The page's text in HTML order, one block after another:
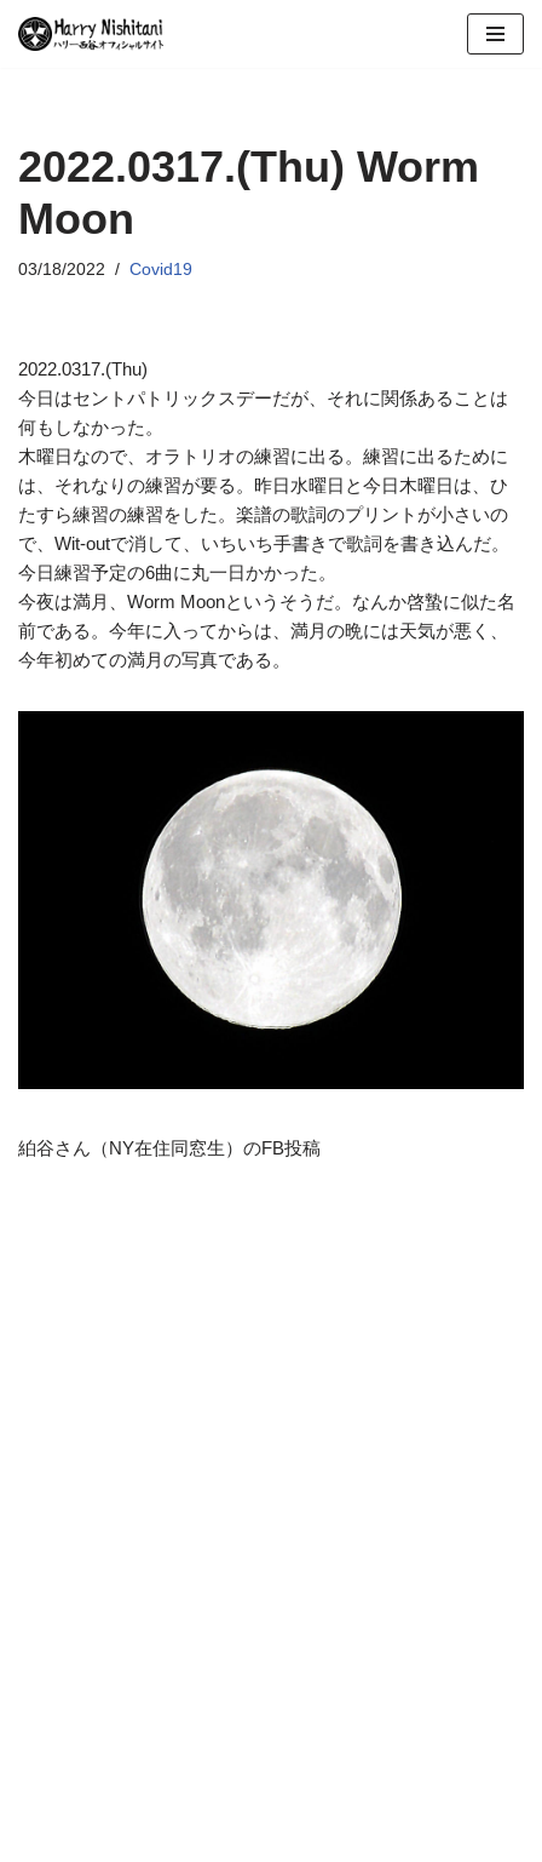
ン
ツ
へ
ス
キ
2022.0317.(Thu) Worm
Moon
03/18/2022 Covid19
2022.0317.(Thu)
今日はセントパトリックスデーだが、それに関係あることは
何もしなかった。
木曜日なので、オラトリオの練習に出る。練習に出るために
は、それなりの練習が要る。昨日水曜日と今日木曜日は、ひ
たすら練習の練習をした。楽譜の歌詞のプリントが小さいの
で、Wit-outで消して、いちいち手書きで歌詞を書き込んだ。
今日練習予定の6曲に丸一日かかった。
今夜は満月、Worm Moonというそうだ。なんか啓蟄に似た名
前である。今年に入ってからは、満月の晩には天気が悪く、
今年初めての満月の写真である。
絈谷さん（NY在住同窓生）のFB投稿